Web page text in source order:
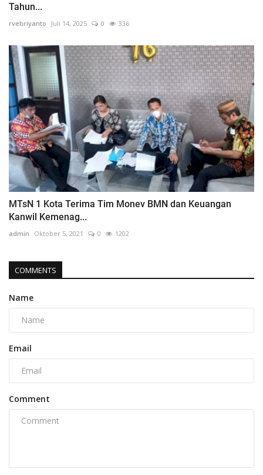
Tahun...
rvebriyanto Juli 14, 2025 0 336
MTsN 1 Kota Terima Tim Monev BMN dan Keuangan
Kanwil Kemenag...
admin Oktober 5, 2021 0 1202
COMMENTS
Name
Email
Comment